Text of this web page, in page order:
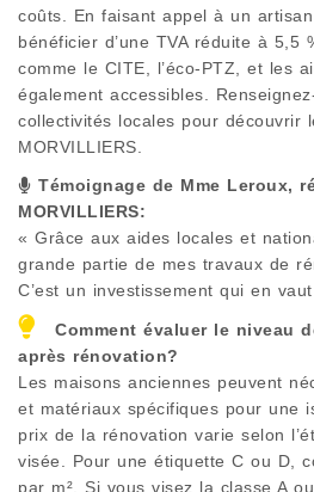
coûts. En faisant appel à un
bénéficier d’une TVA réduite à 5,5
comme le CITE, l’éco-PTZ, et les
également accessibles.
collectivités locales pour découvrir
MORVILLIERS
Témoignage de Mme Leroux,
MORVILLIERS:
« Grâce aux aides locales et
grande partie de mes travaux de
C’est un investissement qui en
Comment évaluer le niveau
après rénovation?
Les maisons anciennes peuvent
et matériaux spécifiques pour une
prix de la rénovation varie selon
visée. Pour une étiquette C ou D,
par m². Si vous visez la classe A